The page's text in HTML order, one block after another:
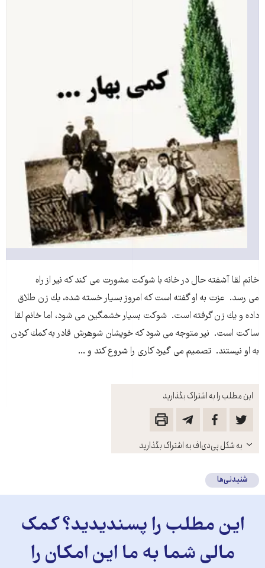
این مطلب را به اشتراک بگذارید
باز
کنید
به شکل پی‌دی‌اف به اشتراک بگذارید
خانم لقا آشفته حال در خانه با شوكت مشورت مى كند كه نير از راه
مى رسد. عزت به او گفته است كه امروز بسيار خسته شده، يك زن طلاق
داده و يك زن گرفته است. شوكت بسيار خشمگين مى شود، اما خانم لقا
ساكت است. نير متوجه مى شود كه خويشان شوهرش قادر به كمك كردن
به او نيستند. تصميم مى گيرد كارى را شروع كند و ...
شنیدنی‌ها
این مطلب را پسندیدید؟ کمک
مالی شما به ما این امکان را